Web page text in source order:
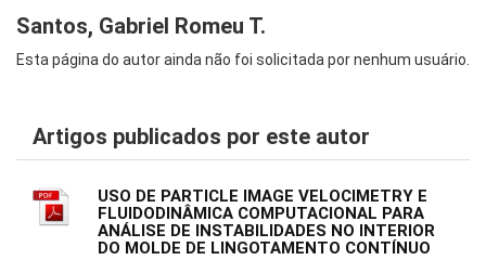
Santos, Gabriel Romeu T.
Esta página do autor ainda não foi solicitada por nenhum usuário.
Artigos publicados por este autor
USO DE PARTICLE IMAGE VELOCIMETRY E
FLUIDODINÂMICA COMPUTACIONAL PARA
ANÁLISE DE INSTABILIDADES NO INTERIOR
DO MOLDE DE LINGOTAMENTO CONTÍNUO